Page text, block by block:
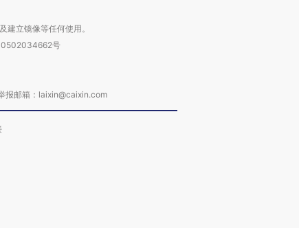
立镜像等任何使用。
号
报邮箱：laixin@caixin.com